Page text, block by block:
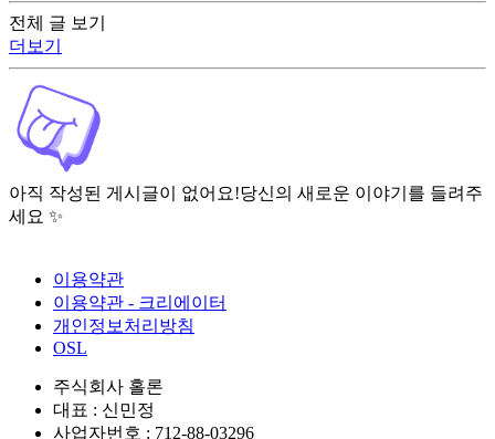
전체 글 보기
더보기
아직 작성된 게시글이 없어요!당신의 새로운 이야기를 들려주
세요 ✨
이용약관
이용약관 - 크리에이터
개인정보처리방침
OSL
주식회사 홀론
대표 : 신민정
사업자번호 : 712-88-03296